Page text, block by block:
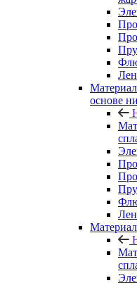
основе